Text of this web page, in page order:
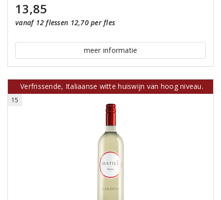
13,85
vanaf 12 flessen 12,70 per fles
meer informatie
Verfrissende, Italiaanse witte huiswijn van hoog niveau.
15